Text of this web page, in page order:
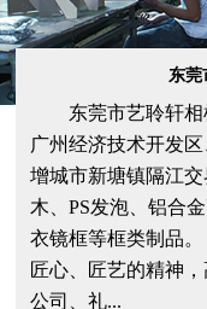
东莞
东莞市艺聆轩相
广州经济技术开发
增城市新塘镇隔江
木、PS发泡、铝合
衣镜框等框类制品。
匠心、匠艺的精神
公司、礼...